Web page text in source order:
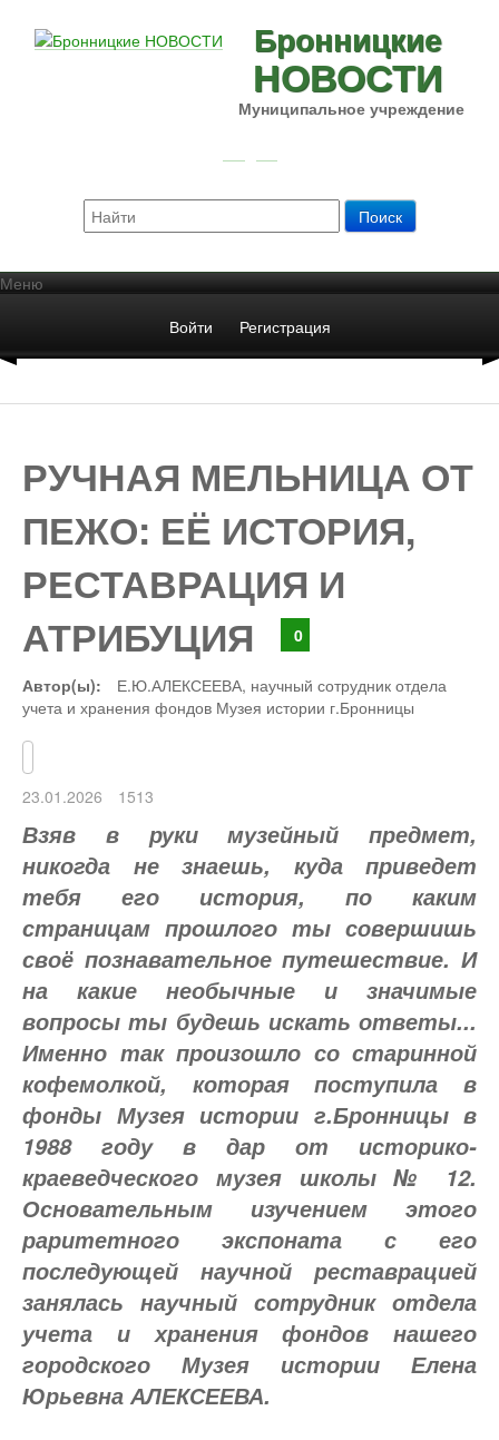
Бронницкие
НОВОСТИ
Муниципальное учреждение
Меню
Войти
Регистрация
РУЧНАЯ МЕЛЬНИЦА ОТ
ПЕЖО: ЕЁ ИСТОРИЯ,
РЕСТАВРАЦИЯ И
АТРИБУЦИЯ
0
Автор(ы):
Е.Ю.АЛЕКСЕЕВА, научный сотрудник отдела
учета и хранения фондов Музея истории г.Бронницы
23.01.2026 1513
Взяв в руки музейный предмет,
никогда не знаешь, куда приведет
тебя его история, по каким
страницам прошлого ты совершишь
своё познавательное путешествие. И
на какие необычные и значимые
вопросы ты будешь искать ответы...
Именно так произошло со старинной
кофемолкой, которая поступила в
фонды Музея истории г.Бронницы в
1988 году в дар от историко-
краеведческого музея школы № 12.
Основательным изучением этого
раритетного экспоната с его
последующей научной реставрацией
занялась научный сотрудник отдела
учета и хранения фондов нашего
городского Музея истории Елена
Юрьевна АЛЕКСЕЕВА.